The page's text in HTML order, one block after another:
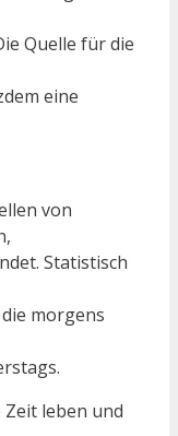
Quelle für die
eine
von
Statistisch
morgens
leben und